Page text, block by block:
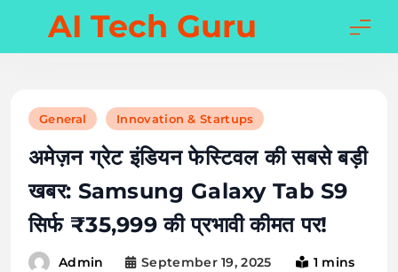
content
AI Tech Guru
General Innovation & Startups
अमेज़न ग्रेट इंडियन फेस्टिवल की सबसे बड़ी
खबर: Samsung Galaxy Tab S9
सिर्फ ₹35,999 की प्रभावी कीमत पर!
Admin September 19, 2025
1 mins